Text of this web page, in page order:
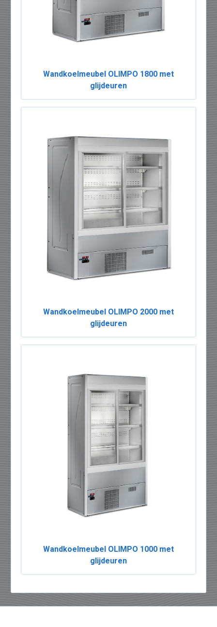
Wandkoelmeubel OLIMPO 1800 met
glijdeuren
Wandkoelmeubel OLIMPO 2000 met
glijdeuren
Wandkoelmeubel OLIMPO 1000 met
glijdeuren